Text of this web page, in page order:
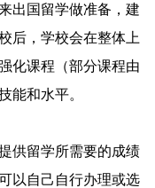
出国留学做准备，建
后，学校会在整体上
化课程（部分课程由
能和水平。
供留学所需要的成绩
以自己自行办理或选